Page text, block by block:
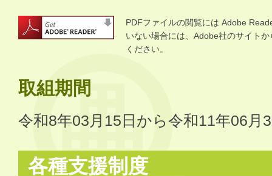
PDFファイルの閲覧には Adobe
いない場合には、Adobe社のサイト
ください。
取組期間
令和8年03月15日から令和11年06月
各種支援制度